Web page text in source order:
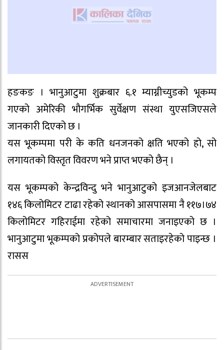
हङकङ । भानुआटुमा शुक्रबार ६.१ म्याग्नीच्युडको भूकम्प
गएको अमेरिकी भौगर्भिक सुर्वेक्षण संस्था युएसजिएसले
जानकारी दिएको छ ।
यस भूकम्पमा परी के कति धनजनको क्षति भएको हो, सो
लगायतको विस्तृत विवरण भने प्राप्त भएको छैन् ।
यस भूकम्पको केन्द्रविन्दु भने भानुआटुको इजआनजेलबाट
१४६ किलोमिटर टाढा रहेको स्थानको आसपासमा नै ११७।७४
किलोमिटर गहिराईमा रहेको समाचारमा जनाइएको छ ।
भानुआटुमा भूकम्पको प्रकोपले बारम्बार सताइरहेको पाइन्छ ।
रासस